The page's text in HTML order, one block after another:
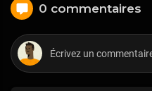
0 commentaires